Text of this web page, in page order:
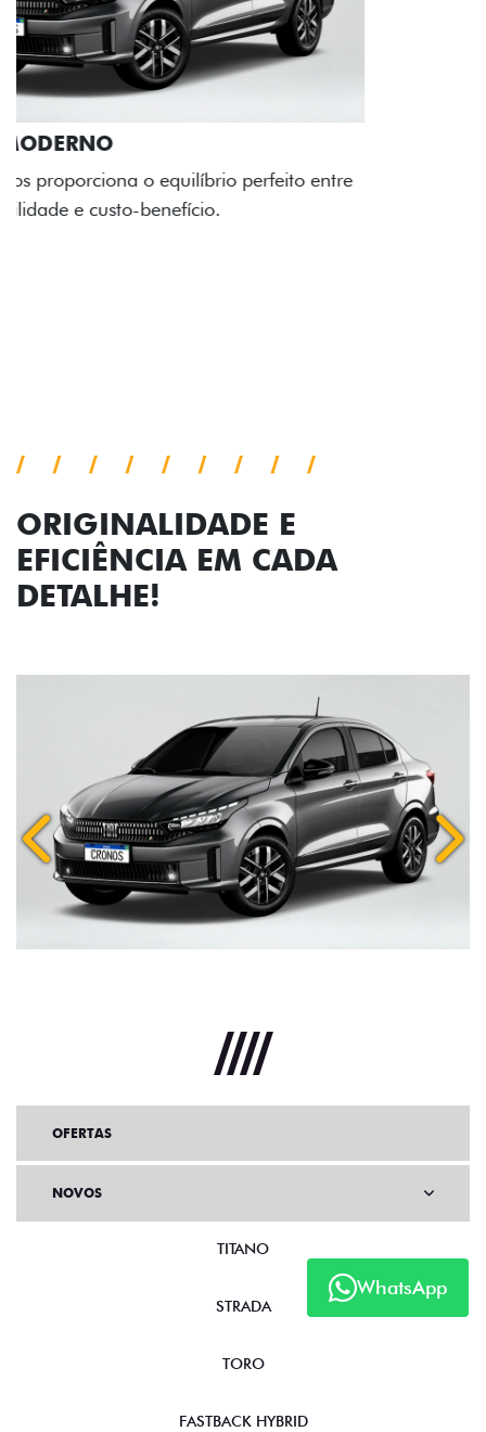
RODAS DE LIGA-LEVE
As rodas de liga leve com desenho dinâmico e
acabamento diamantado elevam o estilo do Fiat
ORIGINALIDADE E
EFICIÊNCIA EM CADA
DETALHE!
Anterior
WhatsApp
OFERTAS
NOVOS
TITANO
STRADA
TORO
FASTBACK HYBRID